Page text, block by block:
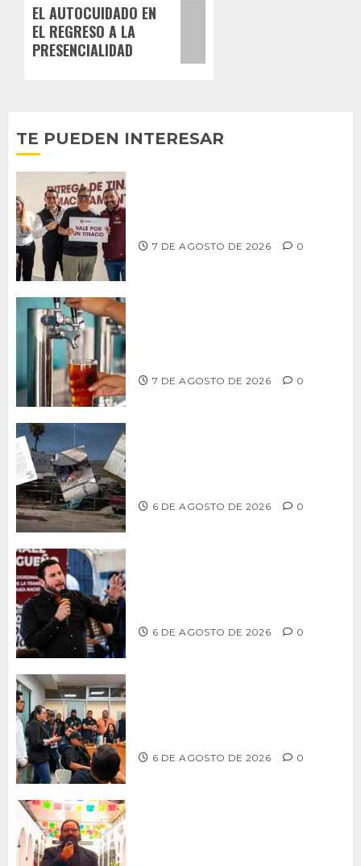
Siguiente
entrada:
EL AUTOCUIDADO EN
EL REGRESO A LA
PRESENCIALIDAD
TE PUEDEN INTERESAR
7 DE AGOSTO DE 2026 0
7 DE AGOSTO DE 2026 0
6 DE AGOSTO DE 2026 0
6 DE AGOSTO DE 2026 0
6 DE AGOSTO DE 2026 0